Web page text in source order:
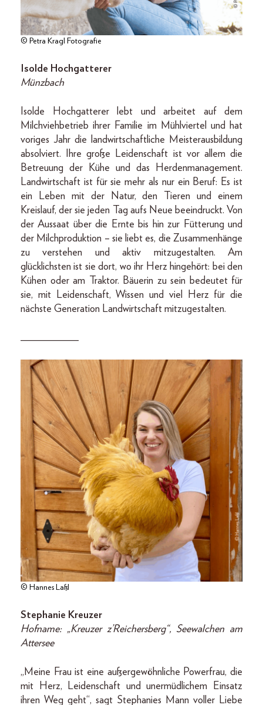
© Petra Kragl Fotografie
Isolde Hochgatterer
Münzbach
Isolde Hochgatterer lebt und arbeitet auf dem
Milchviehbetrieb ihrer Familie im Mühlviertel und hat
voriges Jahr die landwirtschaftliche Meisterausbildung
absolviert. Ihre große Leidenschaft ist vor allem die
Betreuung der Kühe und das Herdenmanagement.
Landwirtschaft ist für sie mehr als nur ein Beruf: Es ist
ein Leben mit der Natur, den Tieren und einem
Kreislauf, der sie jeden Tag aufs Neue beeindruckt. Von
der Aussaat über die Ernte bis hin zur Fütterung und
der Milchproduktion – sie liebt es, die Zusammenhänge
zu verstehen und aktiv mitzugestalten. Am
glücklichsten ist sie dort, wo ihr Herz hingehört: bei den
Kühen oder am Traktor. Bäuerin zu sein bedeutet für
sie, mit Leidenschaft, Wissen und viel Herz für die
nächste Generation Landwirtschaft mitzugestalten.
___________
© Hannes Laßl
Stephanie Kreuzer
Hofname: „Kreuzer z’Reichersberg“, Seewalchen am
Attersee
„Meine Frau ist eine außergewöhnliche Powerfrau, die
mit Herz, Leidenschaft und unermüdlichem Einsatz
ihren Weg geht“, sagt Stephanies Mann voller Liebe